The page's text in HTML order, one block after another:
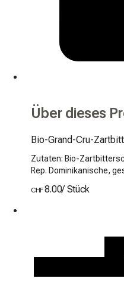
Über dieses
Bio-Grand-Cru-
Zutaten: Bio-
Rep. Dominikanische,
CHF8.00/ Stück